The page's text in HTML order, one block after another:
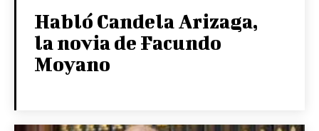
Habló Candela Arizaga,
la novia de Facundo
Moyano